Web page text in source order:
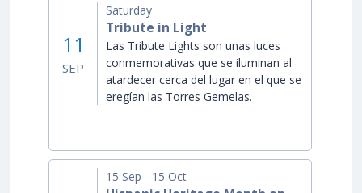
11
SEP
Saturday
Tribute in Light
Las Tribute Lights son unas luces
conmemorativas que se iluminan al
atardecer cerca del lugar en el que se
eregían las Torres Gemelas.
15 Sep - 15 Oct